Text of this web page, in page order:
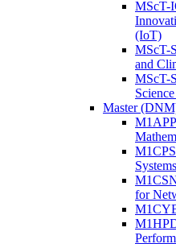
MScT-
(IoT)
MScT-
and
MScT-
Master
Systems
for